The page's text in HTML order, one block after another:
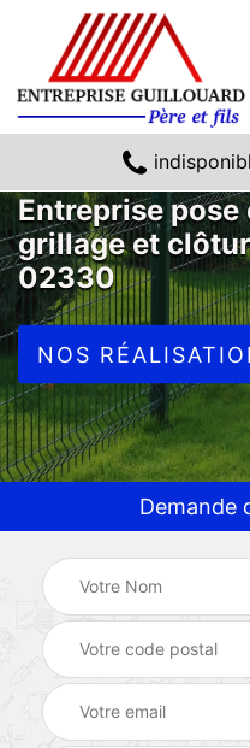
Entreprise
grillage et
02330
NOS
Demande